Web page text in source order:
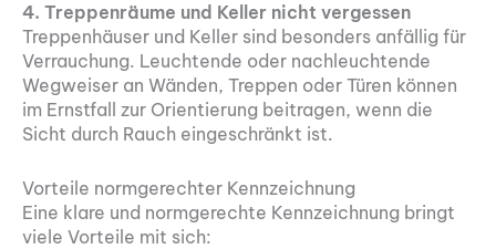
4. Treppenräume und Keller nicht vergessen
Treppenhäuser und Keller sind besonders anfällig für
Verrauchung. Leuchtende oder nachleuchtende
Wegweiser an Wänden, Treppen oder Türen können
im Ernstfall zur Orientierung beitragen, wenn die
Sicht durch Rauch eingeschränkt ist.
Vorteile normgerechter Kennzeichnung
Eine klare und normgerechte Kennzeichnung bringt
viele Vorteile mit sich: